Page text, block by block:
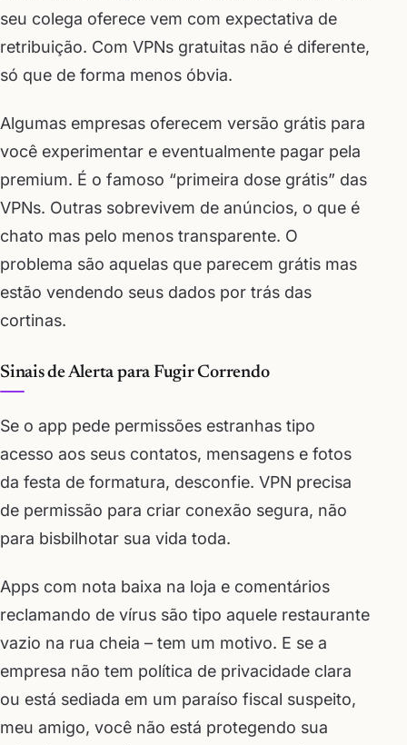
seu colega oferece vem com expectativa de
retribuição. Com VPNs gratuitas não é diferente,
só que de forma menos óbvia.
Algumas empresas oferecem versão grátis para
você experimentar e eventualmente pagar pela
premium. É o famoso “primeira dose grátis” das
VPNs. Outras sobrevivem de anúncios, o que é
chato mas pelo menos transparente. O
problema são aquelas que parecem grátis mas
estão vendendo seus dados por trás das
cortinas.
Sinais de Alerta para Fugir Correndo
Se o app pede permissões estranhas tipo
acesso aos seus contatos, mensagens e fotos
da festa de formatura, desconfie. VPN precisa
de permissão para criar conexão segura, não
para bisbilhotar sua vida toda.
Apps com nota baixa na loja e comentários
reclamando de vírus são tipo aquele restaurante
vazio na rua cheia – tem um motivo. E se a
empresa não tem política de privacidade clara
ou está sediada em um paraíso fiscal suspeito,
meu amigo, você não está protegendo sua